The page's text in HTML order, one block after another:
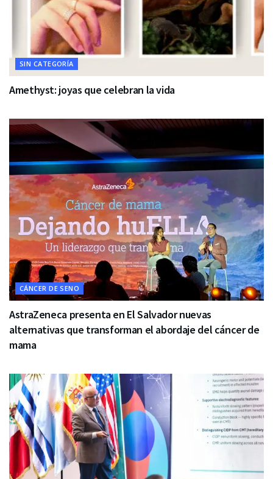
SIN CATEGORÍA
Amethyst: joyas que celebran la vida
CÁNCER DE SENO
AstraZeneca presenta en El Salvador nuevas
alternativas que transforman el abordaje del cáncer de
mama